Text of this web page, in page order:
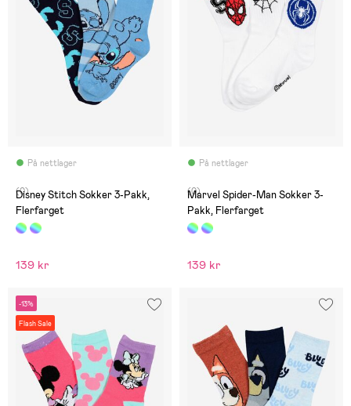
På nettlager
(0)
Disney Stitch Sokker 3-Pakk,
Flerfarget
139 kr
På nettlager
(0)
Marvel Spider-Man Sokker 3-
Pakk, Flerfarget
139 kr
-13%
Flash Sale